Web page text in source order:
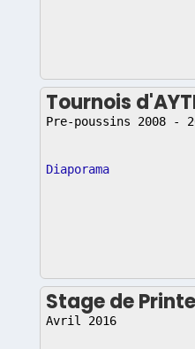
Tournois
Pre-poussins 2008 -
Diaporama
Stage de
Avril 2016